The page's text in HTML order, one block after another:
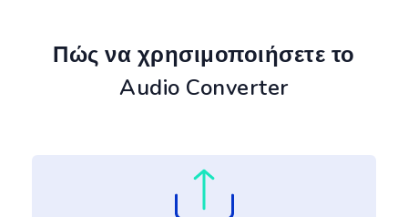
Πώς να χρησιμοποιήσετε το
Audio Converter